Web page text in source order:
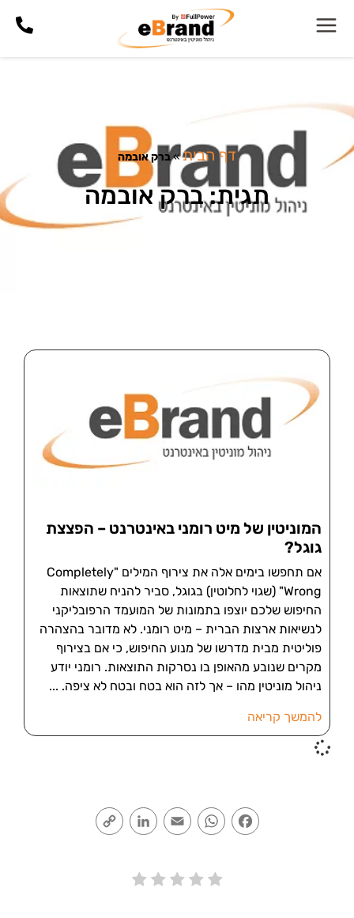
דף הבית»ברק אובמה
תגית: ברק אובמה
המוניטין של מיט רומני באינטרנט – הפצצת
גוגל?
אם תחפשו בימים אלה את צירוף המילים "Completely
Wrong" (שגוי לחלוטין) בגוגל, סביר להניח שתוצאות
החיפוש שלכם יוצפו בתמונות של המועמד הרפובליקני
לנשיאות ארצות הברית – מיט רומני. לא מדובר בהצהרה
פוליטית מבית מדרשו של מנוע החיפוש, כי אם בצירוף
מקרים שנובע מהאופן בו נסרקות התוצאות. רומני יודע
ניהול מוניטין מהו – אך לזה הוא בטח ובטח לא ציפה.
להמשך קריאה
Facebook
WhatsApp
Email
LinkedIn